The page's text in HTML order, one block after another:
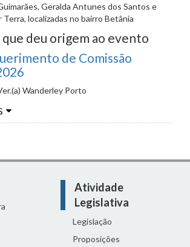
Geralda Antunes dos Santos e
Terra, localizadas no bairro Betânia
deu origem ao evento
de Comissão
Wanderley Porto
Atividade
Legislativa
Legislação
Proposições